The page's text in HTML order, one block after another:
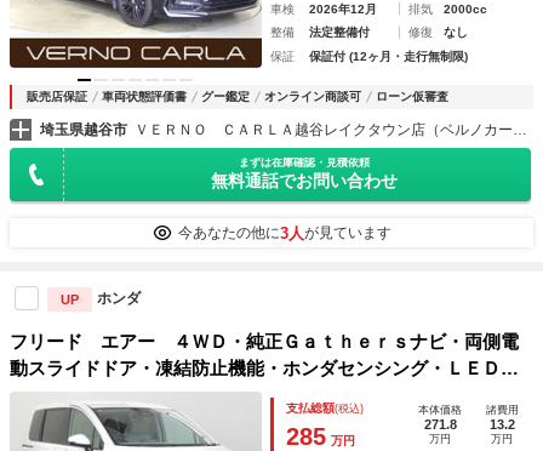
車検
2026年12月 排気
2000cc
整備
法定整備付 修復
なし
保証
保証付 (12ヶ月・走行無制限)
販売店保証 車両状態評価書 グー鑑定 オンライン商談可 ローン仮審査
埼玉県越谷市 ＶＥＲＮＯ ＣＡＲＬＡ越谷レイクタウン店（ベルノカーラ越谷レイクタウン店）
まずは在庫確認・見積依頼
無料通話でお問い合わせ
今あなたの他に3人が見ています
UP ホンダ
フリード エアー ４ＷＤ・純正Ｇａｔｈｅｒｓナビ・両側電
動スライドドア・凍結防止機能・ホンダセンシング・ＬＥＤヘ
ッドライト・バックカメラ・Ｂｌｕｅｔｏｏｔｈ・フルセグ・
ＥＴＣ
支払総額(税込)
285 万円
本体価格
271.8
万円
諸費用
13.2
万円